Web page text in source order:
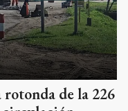
rotonda de la 226